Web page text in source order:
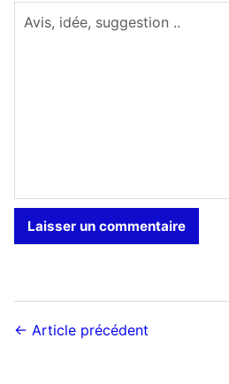
← Article précédent